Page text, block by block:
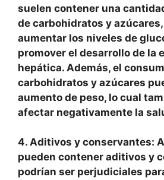
suelen contener una
de carbohidratos y
aumentar los niveles de
promover el desarrollo de la
hepática. Además, el
carbohidratos y azúcares
aumento de peso, lo cual
afectar negativamente la
4. Aditivos y conservantes:
pueden contener aditivos y
podrían ser perjudiciales